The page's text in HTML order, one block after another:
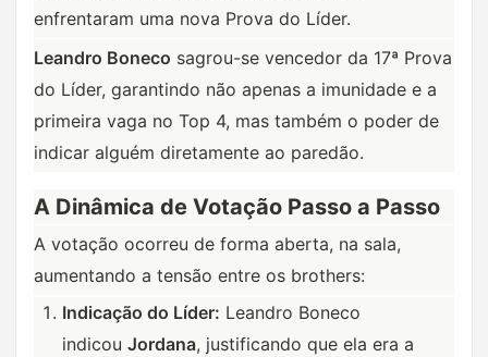
enfrentaram uma nova Prova do Líder.
Leandro Boneco sagrou-se vencedor da 17ª Prova
do Líder, garantindo não apenas a imunidade e a
primeira vaga no Top 4, mas também o poder de
indicar alguém diretamente ao paredão.
A Dinâmica de Votação Passo a Passo
A votação ocorreu de forma aberta, na sala,
aumentando a tensão entre os brothers:
Indicação do Líder: Leandro Boneco
indicou Jordana, justificando que ela era a